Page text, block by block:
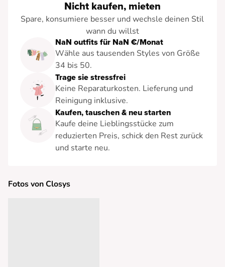
Nicht kaufen, mieten
Spare, konsumiere besser und wechsle deinen Stil
wann du willst
NaN outfits für NaN €/Monat
Wähle aus tausenden Styles von Größe
34 bis 50.
Trage sie stressfrei
Keine Reparaturkosten. Lieferung und
Reinigung inklusive.
Kaufen, tauschen & neu starten
Kaufe deine Lieblingsstücke zum
reduzierten Preis, schick den Rest zurück
und starte neu.
Fotos von Closys